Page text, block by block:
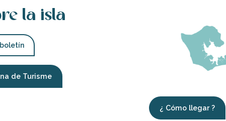
la isla
de Turisme
¿ Cómo llegar ?